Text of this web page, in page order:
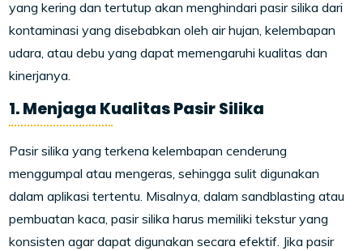
yang kering dan tertutup akan menghindari pasir silika dari
kontaminasi yang disebabkan oleh air hujan, kelembapan
udara, atau debu yang dapat memengaruhi kualitas dan
kinerjanya.
1. Menjaga Kualitas Pasir Silika
Pasir silika yang terkena kelembapan cenderung
menggumpal atau mengeras, sehingga sulit digunakan
dalam aplikasi tertentu. Misalnya, dalam sandblasting atau
pembuatan kaca, pasir silika harus memiliki tekstur yang
konsisten agar dapat digunakan secara efektif. Jika pasir